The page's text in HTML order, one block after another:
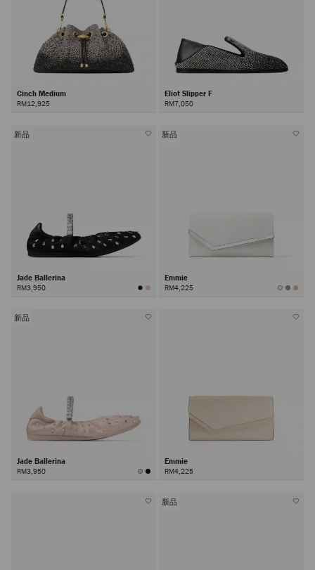
Cinch Medium
RM12,925
Eliot Slipper F
RM7,050
新品
Jade Ballerina
RM3,950
新品
Emmie
RM4,225
新品
Jade Ballerina
RM3,950
Emmie
RM4,225
新品